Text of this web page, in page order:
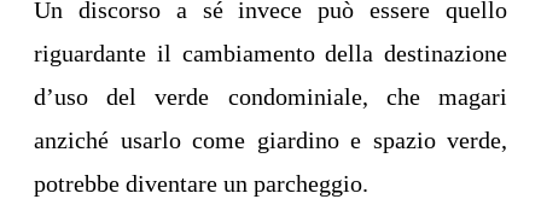
Un discorso a sé invece può essere quello
riguardante il cambiamento della destinazione
d’uso del verde condominiale, che magari
anziché usarlo come giardino e spazio verde,
potrebbe diventare un parcheggio.